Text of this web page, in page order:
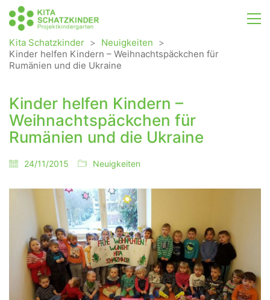
Kita Schatzkinder > Neuigkeiten >
Kinder helfen Kindern – Weihnachtspäckchen für
Rumänien und die Ukraine
Kinder helfen Kindern –
Weihnachtspäckchen für
Rumänien und die Ukraine
24/11/2015 Neuigkeiten